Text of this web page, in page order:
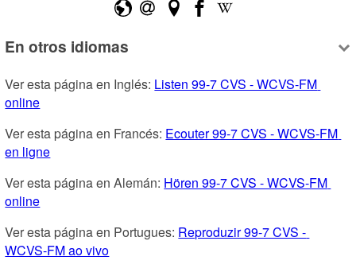
En otros idiomas
Ver esta página en Inglés: Listen 99-7 CVS - WCVS-FM
online
Ver esta página en Francés: Ecouter 99-7 CVS - WCVS-FM
en ligne
Ver esta página en Alemán: Hören 99-7 CVS - WCVS-FM
online
Ver esta página en Portugues: Reproduzir 99-7 CVS -
WCVS-FM ao vivo